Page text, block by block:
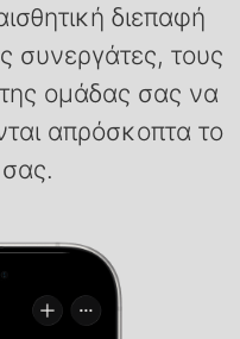
διεπαφή
συνεργάτες, τους
ομάδας σας να
απρόσκοπτα το